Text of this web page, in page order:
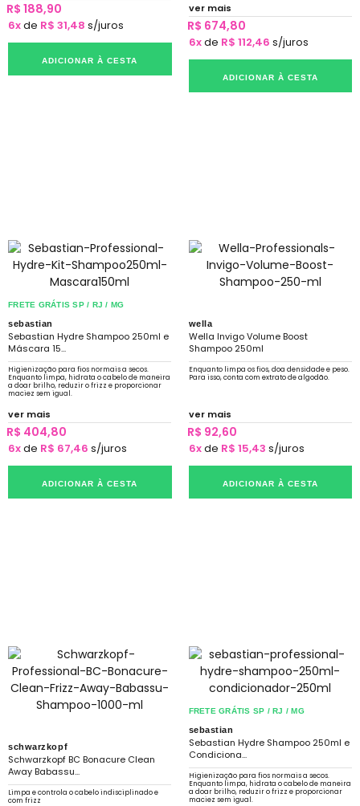
R$ 188,90
6xde R$ 31,48 s/juros
ADICIONAR À CESTA
ver mais
R$ 674,80
6xde R$ 112,46 s/juros
ADICIONAR À CESTA
FRETE GRÁTIS SP / RJ / MG
sebastian
Sebastian Hydre Shampoo 250ml e
Máscara 15...
Higienização para fios normais a secos.
Enquanto limpa, hidrata o cabelo de maneira
a doar brilho, reduzir o frizz e proporcionar
maciez sem igual.
ver mais
R$ 404,80
6xde R$ 67,46 s/juros
ADICIONAR À CESTA
wella
Wella Invigo Volume Boost
Shampoo 250ml
Enquanto limpa os fios, doa densidade e peso.
Para isso, conta com extrato de algodão.
ver mais
R$ 92,60
6xde R$ 15,43 s/juros
ADICIONAR À CESTA
schwarzkopf
Schwarzkopf BC Bonacure Clean
Away Babassu...
Limpa e controla o cabelo indisciplinado e
com frizz
FRETE GRÁTIS SP / RJ / MG
sebastian
Sebastian Hydre Shampoo 250ml e
Condiciona...
Higienização para fios normais a secos.
Enquanto limpa, hidrata o cabelo de maneira
a doar brilho, reduzir o frizz e proporcionar
maciez sem igual.